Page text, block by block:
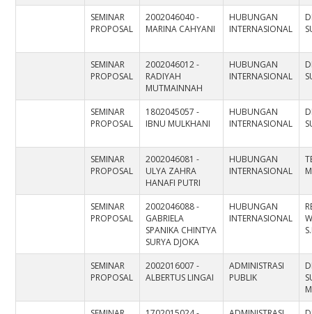
SEMINAR
PROPOSAL
2002046040 -
MARINA CAHYANI
HUBUNGAN
INTERNASIONAL
SEMINAR
PROPOSAL
2002046012 -
RADIYAH
MUTMAINNAH
HUBUNGAN
INTERNASIONAL
SEMINAR
PROPOSAL
1802045057 -
IBNU MULKHANI
HUBUNGAN
INTERNASIONAL
SEMINAR
PROPOSAL
2002046081 -
ULYA ZAHRA
HANAFI PUTRI
HUBUNGAN
INTERNASIONAL
SEMINAR
PROPOSAL
2002046088 -
GABRIELA
SPANIKA CHINTYA
SURYA DJOKA
HUBUNGAN
INTERNASIONAL
SEMINAR
PROPOSAL
2002016007 -
ALBERTUS LINGAI
ADMINISTRASI
PUBLIK